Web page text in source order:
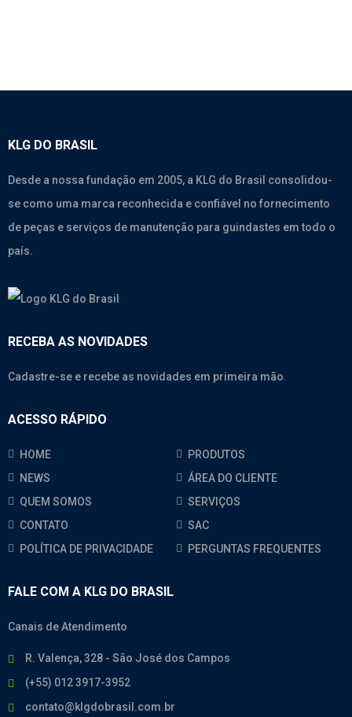
KLG DO BRASIL
Desde a nossa fundação em 2005, a KLG do Brasil consolidou-
se como uma marca reconhecida e confiável no fornecimento
de peças e serviços de manutenção para guindastes em todo o
país.
RECEBA AS NOVIDADES
Cadastre-se e recebe as novidades em primeira mão.
ACESSO RÁPIDO
HOME
PRODUTOS
NEWS
ÁREA DO CLIENTE
QUEM SOMOS
SERVIÇOS
CONTATO
SAC
POLÍTICA DE PRIVACIDADE
PERGUNTAS FREQUENTES
FALE COM A KLG DO BRASIL
Canais de Atendimento
R. Valença, 328 - São José dos Campos
(+55) 012 3917-3952
contato@klgdobrasil.com.br